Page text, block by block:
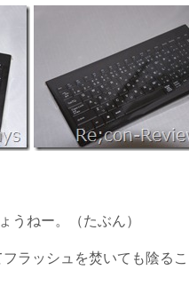
うねー。（たぶん）
フラッシュを焚いても陰る